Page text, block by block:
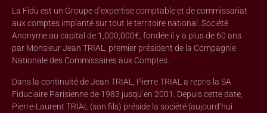
La Fidu est un Groupe d’expertise comptable et de commissariat
aux comptes implanté sur tout le territoire national. Société
Anonyme au capital de 1,000,000€, fondée il y a plus de 60 ans
par Monsieur Jean TRIAL, premier président de la Compagnie
Nationale des Commissaires aux Comptes.
Dans la continuité de Jean TRIAL, Pierre TRIAL a repris la SA
Fiduciaire Parisienne de 1983 jusqu’en 2001. Depuis cette date,
Pierre-Laurent TRIAL (son fils) préside la société (aujourd’hui